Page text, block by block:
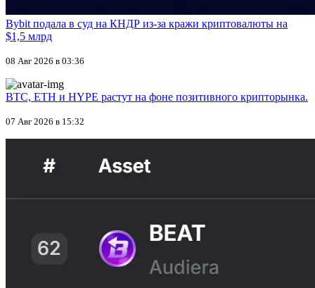
Bybit подала в суд на КНДР из-за кражи криптовалюты на
$1,5 млрд
08 Авг 2026 в 03:36
BTC, ETH и HYPE растут на фоне позитивного крипторынка.
07 Авг 2026 в 15:32